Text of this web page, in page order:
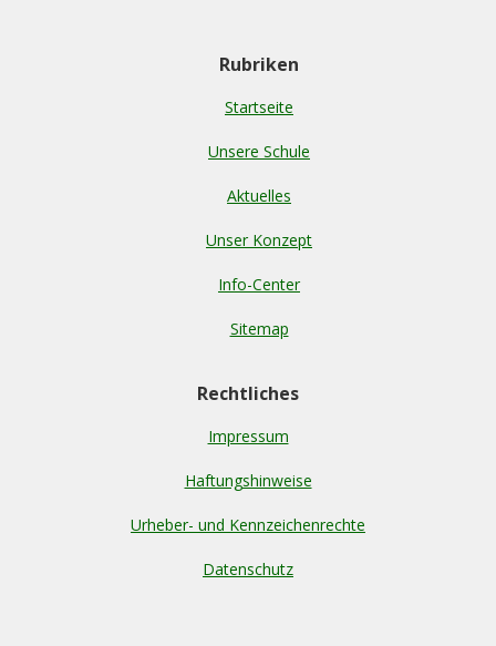
Rubriken
Startseite
Unsere Schule
Aktuelles
Unser Konzept
Info-Center
Sitemap
Rechtliches
Impressum
Haftungshinweise
Urheber- und Kennzeichenrechte
Datenschutz